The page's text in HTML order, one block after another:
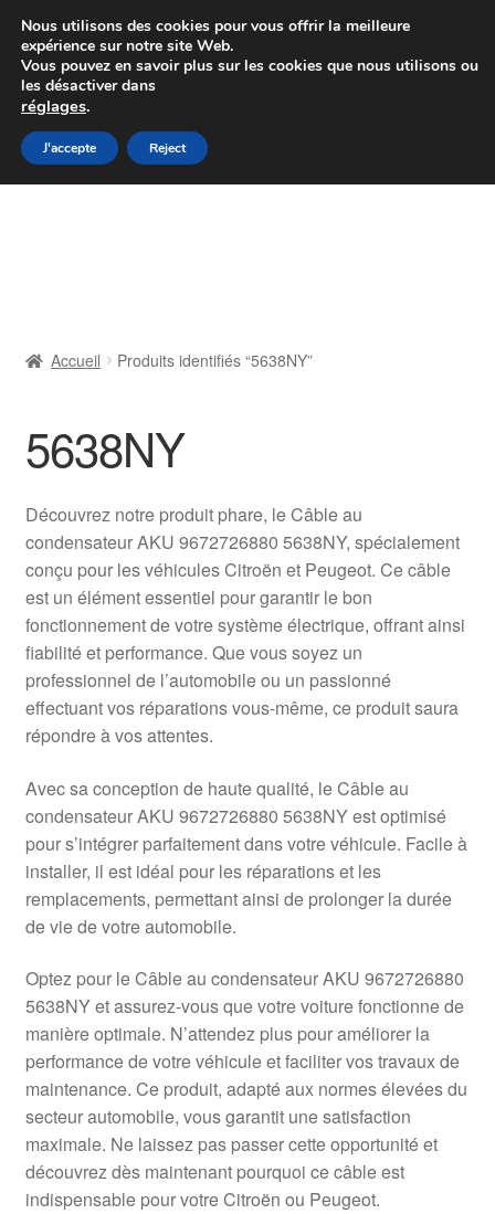
Colissimo livraison à partir de 7 EUR
Du lundi au vendredi de 9 h à 16 h
Aller
à
Aller
au
Livraison
Livraison internationale
Mon compte
Paiements
Panier
Plainte
Politique de confidentialité
Procédure de Réclamation
Termes et conditions
Accueil Produits identifiés “5638NY”
5638NY
Découvrez notre produit phare, le Câble au
condensateur AKU 9672726880 5638NY, spécialement
conçu pour les véhicules Citroën et Peugeot. Ce câble
est un élément essentiel pour garantir le bon
fonctionnement de votre système électrique, offrant ainsi
fiabilité et performance. Que vous soyez un
professionnel de l’automobile ou un passionné
effectuant vos réparations vous-même, ce produit saura
répondre à vos attentes.
Avec sa conception de haute qualité, le Câble au
condensateur AKU 9672726880 5638NY est optimisé
pour s’intégrer parfaitement dans votre véhicule. Facile à
installer, il est idéal pour les réparations et les
remplacements, permettant ainsi de prolonger la durée
de vie de votre automobile.
Optez pour le Câble au condensateur AKU 9672726880
5638NY et assurez-vous que votre voiture fonctionne de
manière optimale. N’attendez plus pour améliorer la
performance de votre véhicule et faciliter vos travaux de
maintenance. Ce produit, adapté aux normes élevées du
secteur automobile, vous garantit une satisfaction
maximale. Ne laissez pas passer cette opportunité et
découvrez dès maintenant pourquoi ce câble est
indispensable pour votre Citroën ou Peugeot.
Nous utilisons des cookies pour vous offrir la meilleure
expérience sur notre site Web.
Vous pouvez en savoir plus sur les cookies que nous utilisons ou
les désactiver dans
réglages.
J'accepte Reject